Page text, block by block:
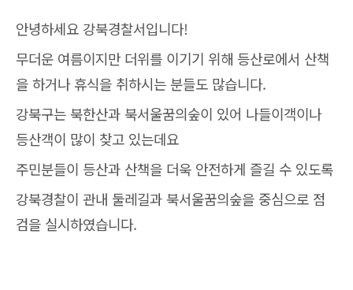
안녕하세요 강북경찰서입니다!
무더운 여름이지만 더위를 이기기 위해 등산로에서 산책
을 하거나 휴식을 취하시는 분들도 많습니다.
강북구는 북한산과 북서울꿈의숲이 있어 나들이객이나
등산객이 많이 찾고 있는데요
주민분들이 등산과 산책을 더욱 안전하게 즐길 수 있도록
강북경찰이 관내 둘레길과 북서울꿈의숲을 중심으로 점
검을 실시하였습니다.